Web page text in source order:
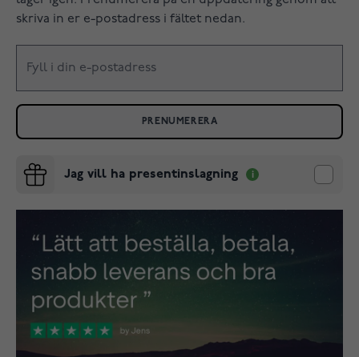
skriva in er e-postadress i fältet nedan.
PRENUMERERA
Jag vill ha presentinslagning